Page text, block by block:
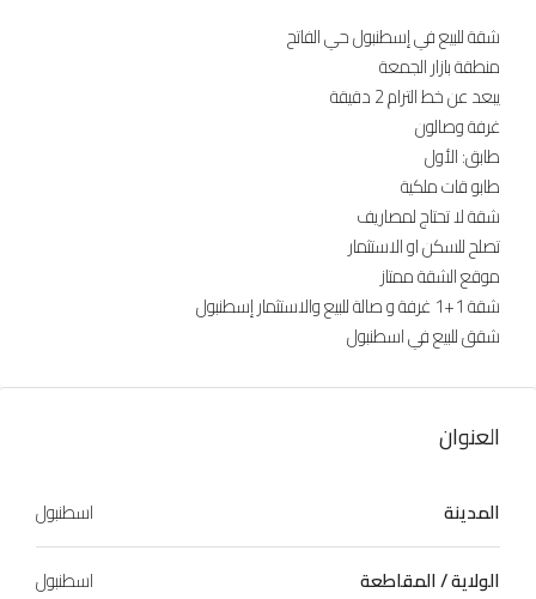
شقة للبيع في إسطنبول حي الفاتح
منطقة بازار الجمعة
يبعد عن خط الترام 2 دقيقة
غرفة وصالون
طابق: الأول
طابو قات ملكية
شقة لا تحتاج لمصاريف
تصلح للسكن او الاستثمار
موقع الشقة ممتاز
شقة 1+1 غرفة و صالة للبيع والاستثمار إسطنبول
شقق للبيع في اسطنبول
العنوان
المدينة
اسطنبول
الولاية / المقاطعة
اسطنبول